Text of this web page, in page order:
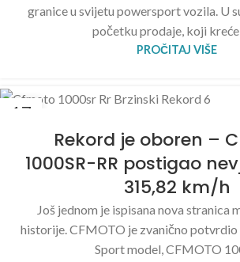
granice u svijetu powersport vozila. U
početku prodaje, koji kreće
PROČITAJ VIŠE
17
Rekord je oboren –
1000SR-RR postigao
315,82 km/h
Još jednom je ispisana nova
historije. CFMOTO je zvanično potvrdio
Sport model, CFMOTO